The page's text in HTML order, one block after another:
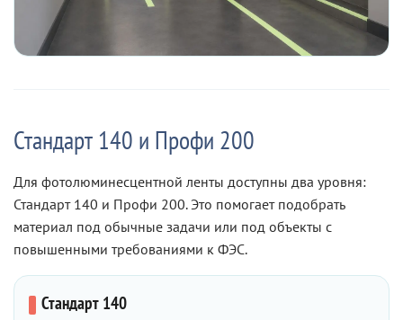
Стандарт 140 и Профи 200
Для фотолюминесцентной ленты доступны два уровня:
Стандарт 140 и Профи 200. Это помогает подобрать
материал под обычные задачи или под объекты с
повышенными требованиями к ФЭС.
Стандарт 140